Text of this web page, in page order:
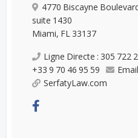
4770 Biscayne
suite 1430
Miami, FL 33137
Ligne Directe : 305 722
+33 9 70 46 95 59
Email
SerfatyLaw.com